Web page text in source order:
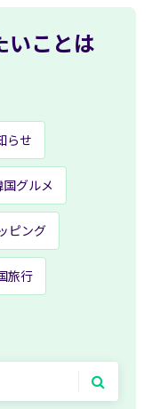
いことは
らせ
国グルメ
ピング
旅行